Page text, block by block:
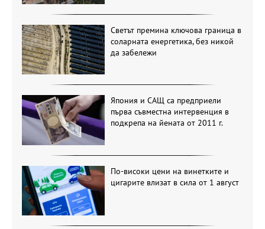
Светът премина ключова граница в
соларната енергетика, без никой
да забележи
Япония и САЩ са предприели
първа съвместна интервенция в
подкрепа на йената от 2011 г.
По-високи цени на винетките и
цигарите влизат в сила от 1 август